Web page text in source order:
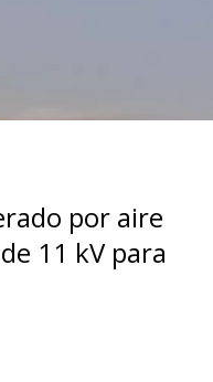
por aire
11 kV para